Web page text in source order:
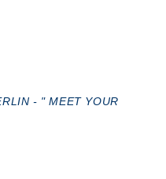
- " MEET YOUR